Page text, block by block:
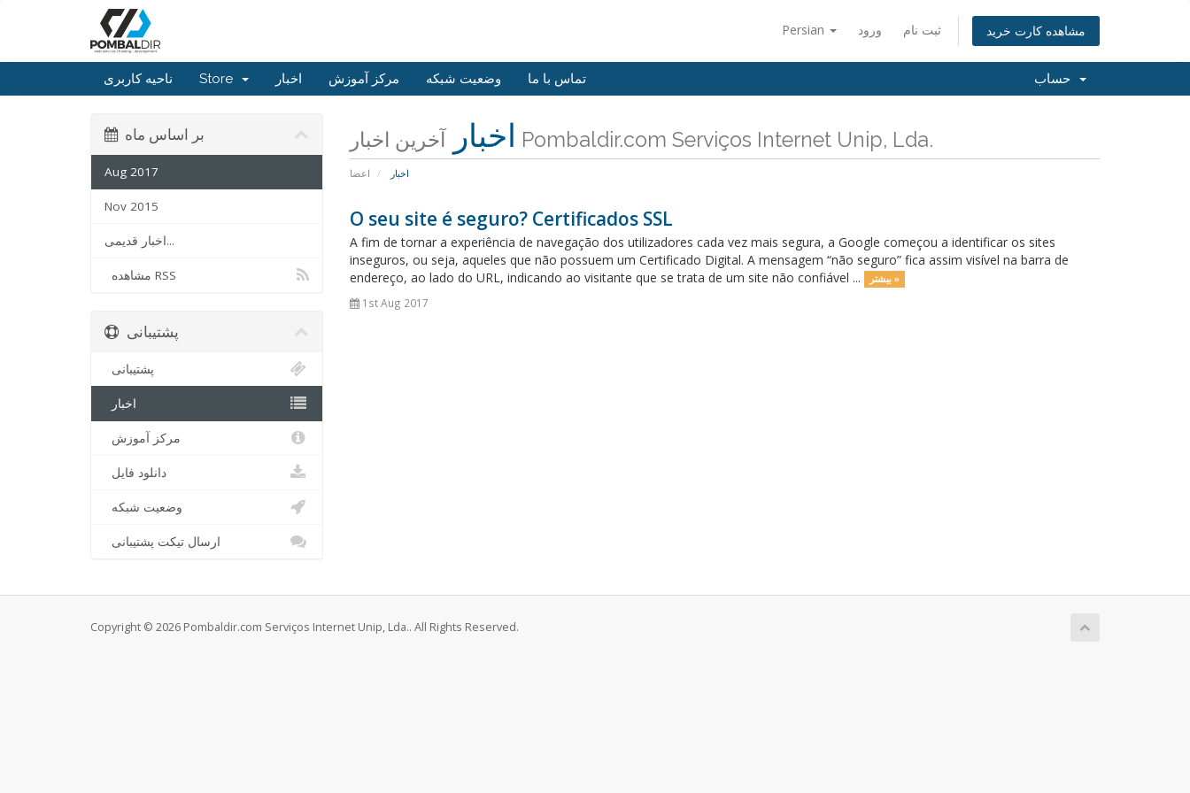
Persian ورود ثبت نام مشاهده کارت خرید
ناحیه کاربری Store اخبار مرکز آموزش وضعیت شبکه تماس با ما
اخبار آخرین اخبار Pombaldir.com Serviços Internet Unip, Lda.
اعضا اخبار
بر اساس ماه
Aug 2017
Nov 2015
اخبار قدیمی...
مشاهده RSS
O seu site é seguro? Certificados SSL
A fim de tornar a experiência de navegação dos utilizadores cada vez mais segura, a Google começou a identificar os sites
inseguros, ou seja, aqueles que não possuem um Certificado Digital. A mensagem “não seguro” fica assim visível na barra de
endereço, ao lado do URL, indicando ao visitante que se trata de um site não confiável ...
بیشتر »
1st Aug 2017
پشتیبانی
پشتیبانی
اخبار
مرکز آموزش
دانلود فایل
وضعیت شبکه
ارسال تیکت پشتیبانی
Copyright © 2026 Pombaldir.com Serviços Internet Unip, Lda.. All Rights Reserved.